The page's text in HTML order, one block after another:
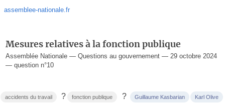
assemblee-nationale.fr
Mesures relatives à la fonction publique
Assemblée Nationale — Questions au gouvernement — 29 octobre 2024
— question n°10
accidents du travail ? fonction publique ? Guillaume Kasbarian Karl Olive